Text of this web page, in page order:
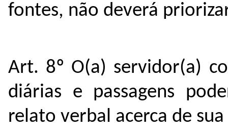
fontes, não deverá
Art. 8º O(a) servidor(a)
diárias e passagens
relato verbal acerca de